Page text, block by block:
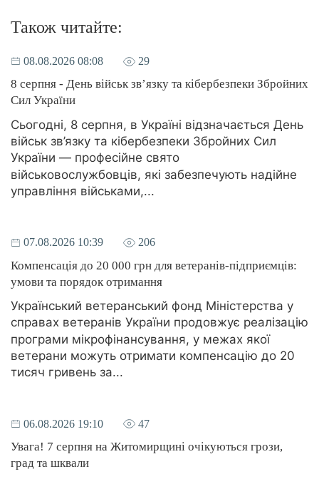
Також читайте:
08.08.2026 08:08 29
8 серпня - День військ зв’язку та кібербезпеки Збройних
Сил України
Сьогодні, 8 серпня, в Україні відзначається День
військ зв’язку та кібербезпеки Збройних Сил
України — професійне свято
військовослужбовців, які забезпечують надійне
управління військами,...
07.08.2026 10:39 206
Компенсація до 20 000 грн для ветеранів-підприємців:
умови та порядок отримання
Український ветеранський фонд Міністерства у
справах ветеранів України продовжує реалізацію
програми мікрофінансування, у межах якої
ветерани можуть отримати компенсацію до 20
тисяч гривень за...
06.08.2026 19:10 47
Увага! 7 серпня на Житомирщині очікуються грози,
град та шквали